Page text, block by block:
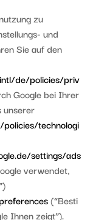
zu
und
Sie auf den
de/policies/priv
Google bei Ihrer
unserer
technologi
settings/ads
verwendet,
(“Besti
Ihnen zeigt”).